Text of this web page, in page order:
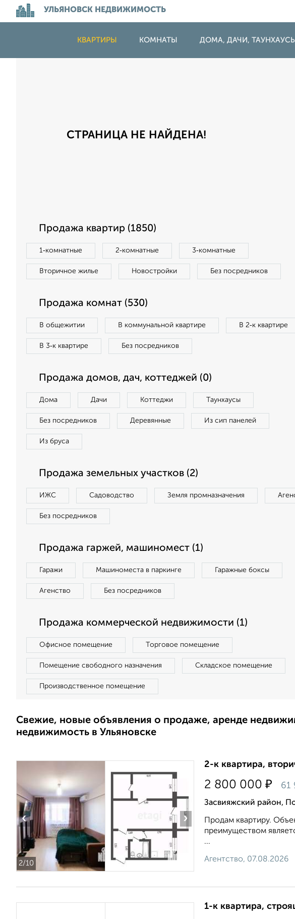
УЛЬЯНОВСК НЕДВИЖИМОСТЬ
КВАРТИРЫ КОМНАТЫ ДОМА, ДАЧИ, ТАУНХАУСЫ
СТРАНИЦА НЕ НАЙДЕНА!
Продажа квартир (1850)
1‑комнатные 2‑комнатные 3‑комнатные
Вторичное жилье Новостройки Без посредников
Продажа комнат (530)
В общежитии В коммунальной квартире В 2‑к квартире
В 3‑к квартире Без посредников
Продажа домов, дач, коттеджей (0)
Дома Дачи Коттеджи Таунхаусы
Без посредников Деревянные Из сип панелей
Из бруса
Продажа земельных участков (2)
ИЖС Садоводство Земля промназначения
Без посредников
Продажа гаржей, машиномест (1)
Гаражи Машиноместа в паркинге Гаражные боксы
Агенство Без посредников
Продажа коммерческой недвижимости (1)
Офисное помещение Торговое помещение
Помещение свободного назначения Складское помещение
Производственное помещение
Свежие, новые объявления о продаже, аренде
недвижимость в Ульяновске
2/10
‹ ›
2-к квартира,
2 800 000 ₽ 61
Засвияжский район,
Продам квартиру.
преимуществом
...
Агентство, 07.08.2026
1-к квартира,